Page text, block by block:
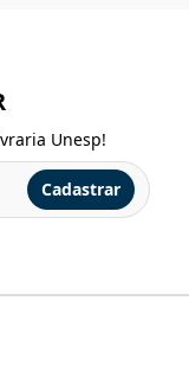
Unesp!
Cadastrar